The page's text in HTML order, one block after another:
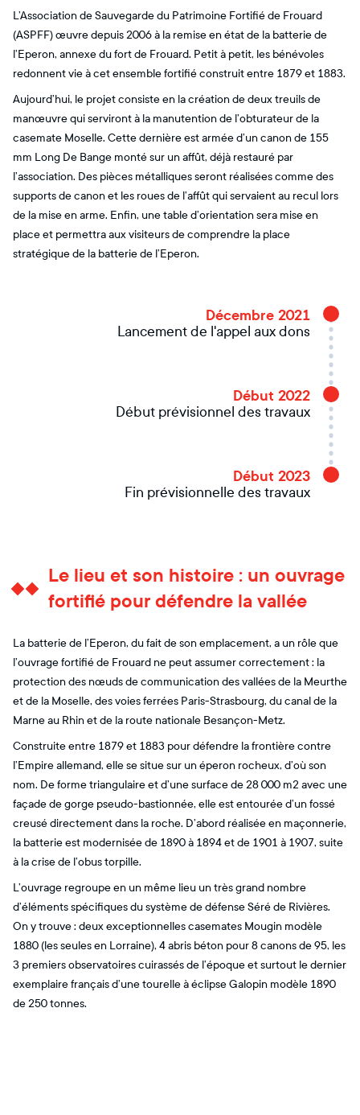
L’Association de Sauvegarde du Patrimoine Fortifié de Frouard
(ASPFF) œuvre depuis 2006 à la remise en état de la batterie de
l’Eperon, annexe du fort de Frouard. Petit à petit, les bénévoles
redonnent vie à cet ensemble fortifié construit entre 1879 et 1883.
Aujourd’hui, le projet consiste en la création de deux treuils de
manœuvre qui serviront à la manutention de l’obturateur de la
casemate Moselle. Cette dernière est armée d’un canon de 155
mm Long De Bange monté sur un affût, déjà restauré par
l’association. Des pièces métalliques seront réalisées comme des
supports de canon et les roues de l’affût qui servaient au recul lors
de la mise en arme. Enfin, une table d’orientation sera mise en
place et permettra aux visiteurs de comprendre la place
stratégique de la batterie de l’Eperon.
Décembre 2021
Lancement de l'appel aux dons
Début 2022
Début prévisionnel des travaux
Début 2023
Fin prévisionnelle des travaux
Le lieu et son histoire : un ouvrage
fortifié pour défendre la vallée
La batterie de l’Eperon, du fait de son emplacement, a un rôle que
l’ouvrage fortifié de Frouard ne peut assumer correctement : la
protection des nœuds de communication des vallées de la Meurthe
et de la Moselle, des voies ferrées Paris-Strasbourg, du canal de la
Marne au Rhin et de la route nationale Besançon-Metz.
Construite entre 1879 et 1883 pour défendre la frontière contre
l’Empire allemand, elle se situe sur un éperon rocheux, d’où son
nom. De forme triangulaire et d’une surface de 28 000 m2 avec une
façade de gorge pseudo-bastionnée, elle est entourée d’un fossé
creusé directement dans la roche. D’abord réalisée en maçonnerie,
la batterie est modernisée de 1890 à 1894 et de 1901 à 1907, suite
à la crise de l’obus torpille.
L’ouvrage regroupe en un même lieu un très grand nombre
d’éléments spécifiques du système de défense Séré de Rivières.
On y trouve : deux exceptionnelles casemates Mougin modèle
1880 (les seules en Lorraine), 4 abris béton pour 8 canons de 95, les
3 premiers observatoires cuirassés de l’époque et surtout le dernier
exemplaire français d’une tourelle à éclipse Galopin modèle 1890
de 250 tonnes.